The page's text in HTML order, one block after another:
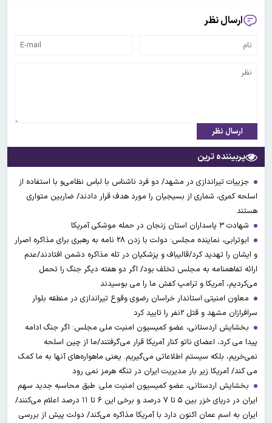
ارسال نظر
ارسال نظر
پربیننده ترین
جزییات تیراندازی در مشهد/ دو فرد ناشناس با لباس نظامی‌و با استفاده از
اسلحه کمری، شماری از بسیجیان را مورد هدف قرار دادند/ ضاربین متواری
هستند
شهادت ۳ ‌پاسداران استان زنجان در حمله موشکی آمریکا
ابوترابی، نماینده مجلس: دولت با زدن ۲۸ نامه به رهبری برای مذاکره اصرار
و ایشان را تهدید کرد/قالیباف و پزشکیان در تله مذاکره دشمن افتادند/عدم
ارائه تفاهمنامه به مجلس تخلف بود/ اگر دو هفته دیگر جنگ را تحمل
می‌کردیم، آمریکا و ترامپ کفش ما را می بوسیدند
معاون امنیتی استاندار خراسان رضوی وقوع تیراندازی در منطقه بلوار
سرافرازان مشهد و قتل ۲نفر را تایید کرد
بخشایش اردستانی، عضو کمیسیون امنیت ملی مجلس: اگر جنگ ادامه
پیدا می کرد، اعضای ناتو کنار آمریکا قرار می‌گرفتند/ما از چین اسلحه
نمی‌خریم، بلکه سیستم اطلاعاتی می‌گیریم. یعنی ماهواره‌های آنها به ما کمک
می کند/ آمریکا زیر بار مدیریت ایران در تنگه هرمز نمی رود
بخشایش اردستانی، عضو کمیسیون امنیت ملی: طبق محاسبه جدید سهم
ایران در دریای خزر بین ۵ تا ۷ درصد و برخی این ۶ تا ۱۱ درصد اعلام می‌کنند/
ایران به اسم عمان اکنون دارد با آمریکا مذاکره می‌کند/ دولت پیش از بررسی